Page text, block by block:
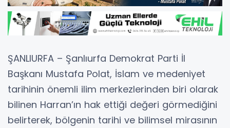
ŞANLIURFA – Şanlıurfa Demokrat Parti İl
Başkanı Mustafa Polat, İslam ve medeniyet
tarihinin önemli ilim merkezlerinden biri olarak
bilinen Harran’ın hak ettiği değeri görmediğini
belirterek, bölgenin tarihi ve bilimsel mirasının